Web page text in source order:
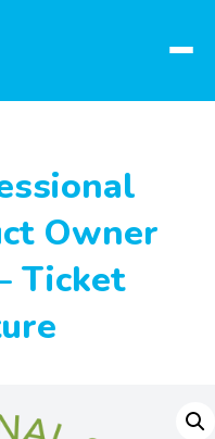
Abrir
Owner
Ticket